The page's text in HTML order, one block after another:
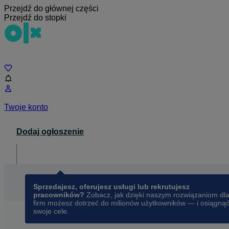
Przejdź do głównej części
Przejdź do stopki
Twoje konto
Dodaj ogłoszenie
Sprzedajesz, oferujesz usługi lub rekrutujesz
pracowników? Zobacz, jak dzięki naszym rozwiązaniom dla
firm możesz dotrzeć do milionów użytkowników — i osiągnąć
swoje cele.